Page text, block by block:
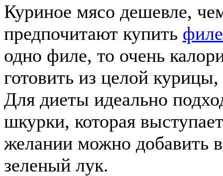
Куриное мясо дешевле,
предпочитают купить
одно филе, то очень
готовить из целой
Для диеты идеально
шкурки, которая
желании можно добавить
зеленый лук.